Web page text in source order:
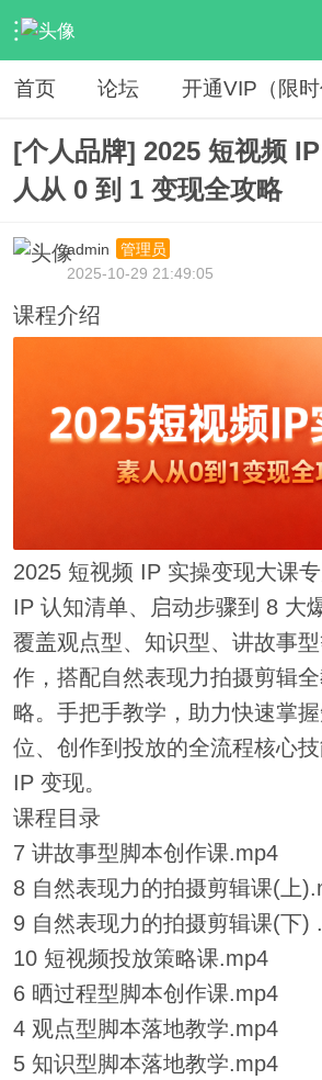
› 网赚资源 › VIP教程 › 内容
首页 论坛 开通VIP（限时
[个人品牌] 2025 短视频
人从 0 到 1 变现全攻略
admin
管理员
2025-10-29 21:49:05
课程介绍
2025 短视频 IP 实操变现大课
IP 认知清单、启动步骤到 8 大
覆盖观点型、知识型、讲故事
作，搭配自然表现力拍摄剪辑
略。手把手教学，助力快速掌
位、创作到投放的全流程核心
IP 变现。
课程目录
7 讲故事型脚本创作课.mp4
8 自然表现力的拍摄剪辑课(上
9 自然表现力的拍摄剪辑课(下)
10 短视频投放策略课.mp4
6 晒过程型脚本创作课.mp4
4 观点型脚本落地教学.mp4
5 知识型脚本落地教学.mp4